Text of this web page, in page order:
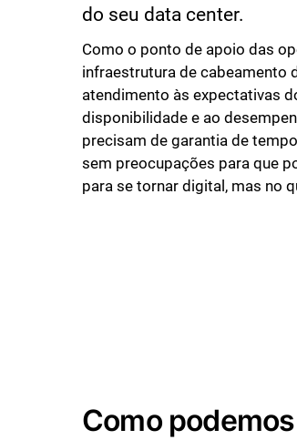
do seu data center.
Como o ponto de apoio das
infraestrutura de cabeamento
atendimento às expectativas
disponibilidade e ao
precisam de garantia de
sem preocupações para que
para se tornar digital, mas no
Como